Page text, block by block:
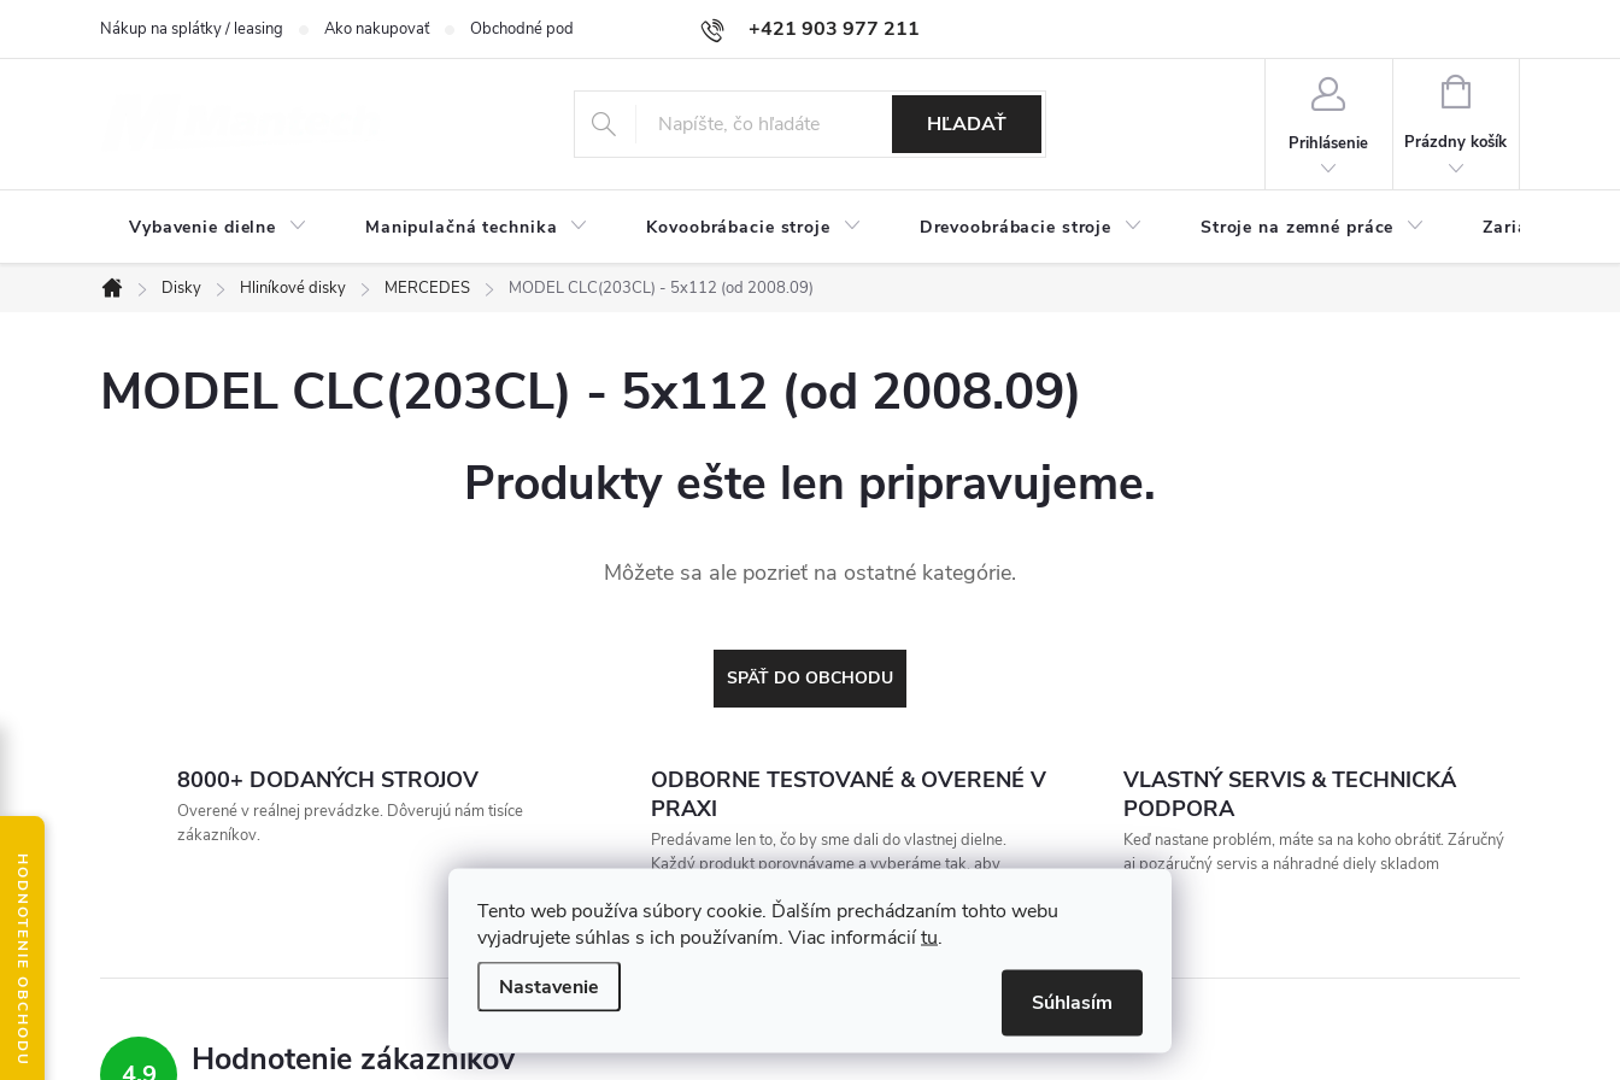
Tento web používa súbory cookie. Ďalším prechádzaním tohto webu
vyjadrujete súhlas s ich používaním. Viac informáciítu.
Nastavenie
Súhlasím
+421 903 977 211
Nákup na splátky / leasing Ako nakupovať Obchodné podmienky Podmienky ochrany osobných údajov
HĽADAŤ
Prihlásenie
NÁKUPNÝ
Prázdny košík
Vybavenie dielne Manipulačná technika Kovoobrábacie stroje Drevoobrábacie stroje Stroje na zemné práce Zariadenia na
Domov
Disky Hliníkové disky MERCEDES MODEL CLC(203CL) - 5x112 (od 2008.09)
MODEL CLC(203CL) - 5x112 (od 2008.09)
Produkty ešte len pripravujeme.
Môžete sa ale pozrieť na ostatné kategórie.
SPÄŤ DO OBCHODU
8000+ DODANÝCH STROJOV
Overené v reálnej prevádzke. Dôverujú nám tisíce
zákazníkov.
ODBORNE TESTOVANÉ & OVERENÉ V
PRAXI
Predávame len to, čo by sme dali do vlastnej dielne.
Každý produkt porovnávame a vyberáme tak, aby
VLASTNÝ SERVIS & TECHNICKÁ
PODPORA
Keď nastane problém, máte sa na koho obrátiť. Záručný
aj pozáručný servis a náhradné diely skladom
Hodnotenie zákazníkov
HODNOTENIE OBCHODU